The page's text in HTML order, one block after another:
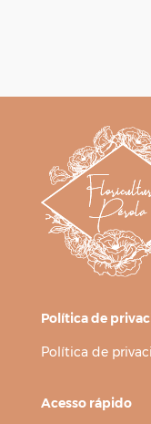
Política de
Política de
Acesso rápido